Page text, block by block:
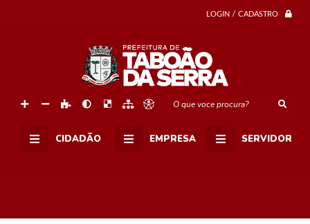
LOGIN / CADASTRO
O que voce procura?
CIDADÃO EMPRESA SERVIDOR
,
n
o
C
,